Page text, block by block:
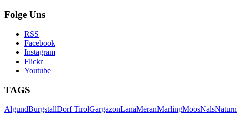
Folge Uns
RSS
Facebook
Instagram
Flickr
Youtube
TAGS
AlgundBurgstallDorf TirolGargazonLanaMeranMarlingMoosNals